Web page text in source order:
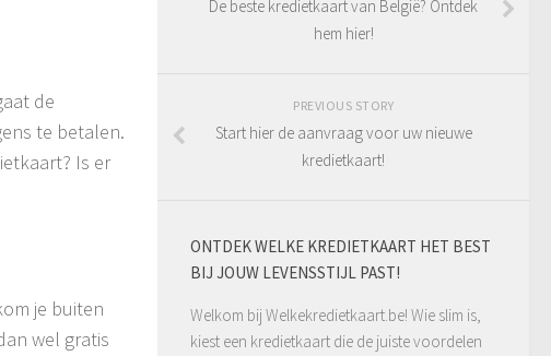
de
te betalen.
Is er
je buiten
wel gratis
De beste kredietkaart van België? Ontdek
hem hier!
PREVIOUS STORY
Start hier de aanvraag voor uw nieuwe
kredietkaart!
ONTDEK WELKE KREDIETKAART HET BEST
BIJ JOUW LEVENSSTIJL PAST!
Welkom bij Welkekredietkaart.be! Wie slim is,
kiest een kredietkaart die de juiste voordelen